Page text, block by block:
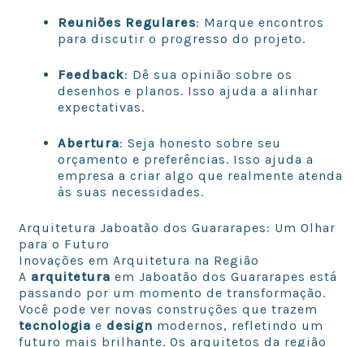
Reuniões Regulares: Marque encontros
para discutir o progresso do projeto.
Feedback: Dê sua opinião sobre os
desenhos e planos. Isso ajuda a alinhar
expectativas.
Abertura: Seja honesto sobre seu
orçamento e preferências. Isso ajuda a
empresa a criar algo que realmente atenda
às suas necessidades.
Arquitetura Jaboatão dos Guararapes: Um Olhar
para o Futuro
Inovações em Arquitetura na Região
A arquitetura em Jaboatão dos Guararapes está
passando por um momento de transformação.
Você pode ver novas construções que trazem
tecnologia e design modernos, refletindo um
futuro mais brilhante. Os arquitetos da região